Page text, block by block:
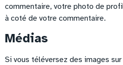
commentaire, votre photo de
à coté de votre commentaire.
Médias
Si vous téléversez des images